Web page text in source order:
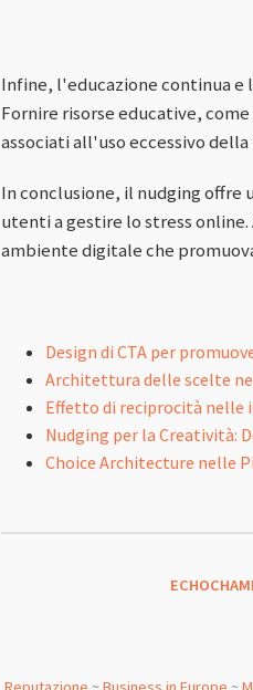
Infine, l'educazione continua e
Fornire risorse educative,
associati all'uso eccessivo
In conclusione, il nudging
utenti a gestire lo stress
ambiente digitale che
Design di CTA per
Architettura delle scelte
Effetto di reciprocità nelle
Nudging per la Creatività:
Choice Architecture nelle